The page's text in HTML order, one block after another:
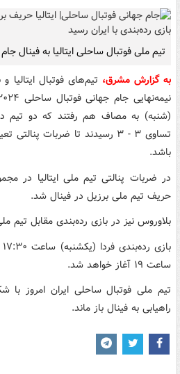
تیم ملی فوتبال ساحلی ایتالیا به فینال جام جهانی ۲۰۲۴
به گزارش مشرق، تیم‌های فوتبال
(شنبه) به مصاف هم رفتند که دو تیم
تساوی ۳ - ۳ رسیدند تا ضربات
باشد.
حریف تیم ملی برزیل در فینال شد.
بلاوروس نیز در بازی رده‌بندی مقابل تیم
ساعت ۱۹ آغاز خواهد شد.
راهیابی به فینال باز ماند.